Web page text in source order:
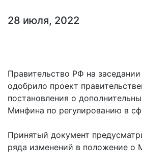
28 июля, 2022
Правительство РФ на заседании
одобрило проект
постановления о
Минфина по регулированию в
Принятый документ
ряда изменений в положение о